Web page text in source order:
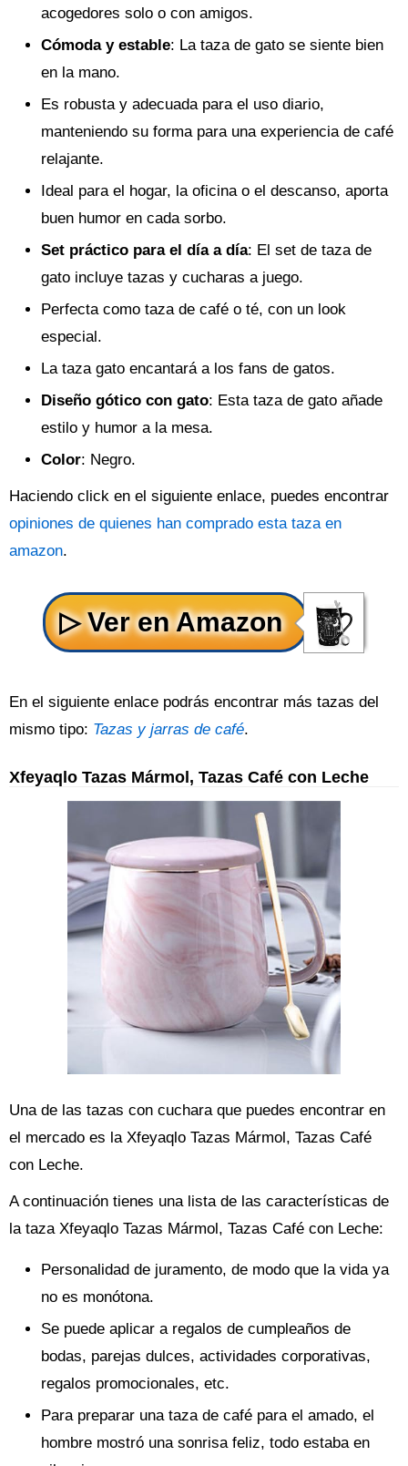
acogedores solo o con amigos.
Cómoda y estable: La taza de gato se siente bien
en la mano.
Es robusta y adecuada para el uso diario,
manteniendo su forma para una experiencia de café
relajante.
Ideal para el hogar, la oficina o el descanso, aporta
buen humor en cada sorbo.
Set práctico para el día a día: El set de taza de
gato incluye tazas y cucharas a juego.
Perfecta como taza de café o té, con un look
especial.
La taza gato encantará a los fans de gatos.
Diseño gótico con gato: Esta taza de gato añade
estilo y humor a la mesa.
Color: Negro.
Haciendo click en el siguiente enlace, puedes encontrar
opiniones de quienes han comprado esta taza en
amazon.
En el siguiente enlace podrás encontrar más tazas del
mismo tipo: Tazas y jarras de café.
Xfeyaqlo Tazas Mármol, Tazas Café con Leche
Una de las tazas con cuchara que puedes encontrar en
el mercado es la Xfeyaqlo Tazas Mármol, Tazas Café
con Leche.
A continuación tienes una lista de las características de
la taza Xfeyaqlo Tazas Mármol, Tazas Café con Leche:
Personalidad de juramento, de modo que la vida ya
no es monótona.
Se puede aplicar a regalos de cumpleaños de
bodas, parejas dulces, actividades corporativas,
regalos promocionales, etc.
Para preparar una taza de café para el amado, el
hombre mostró una sonrisa feliz, todo estaba en